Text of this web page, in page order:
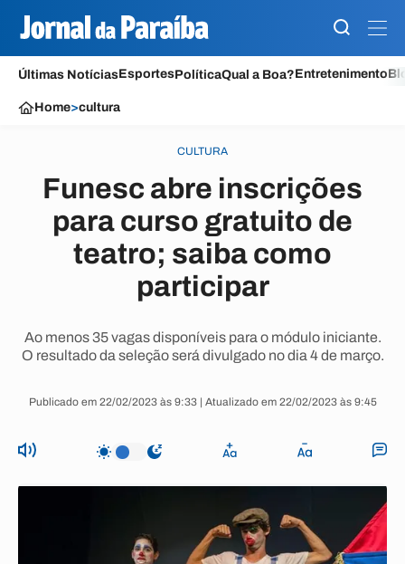
Últimas NotíciasEsportesPolíticaQual a Boa?Entretenimento
Home>cultura
CULTURA
Funesc abre inscrições
para curso gratuito de
teatro; saiba como
participar
Ao menos 35 vagas disponíveis para o módulo iniciante.
O resultado da seleção será divulgado no dia 4 de março.
Publicado em 22/02/2023 às 9:33 | Atualizado em 22/02/2023 às 9:45